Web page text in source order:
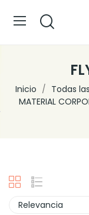
Inicio Todas
MATERIAL
Relevancia